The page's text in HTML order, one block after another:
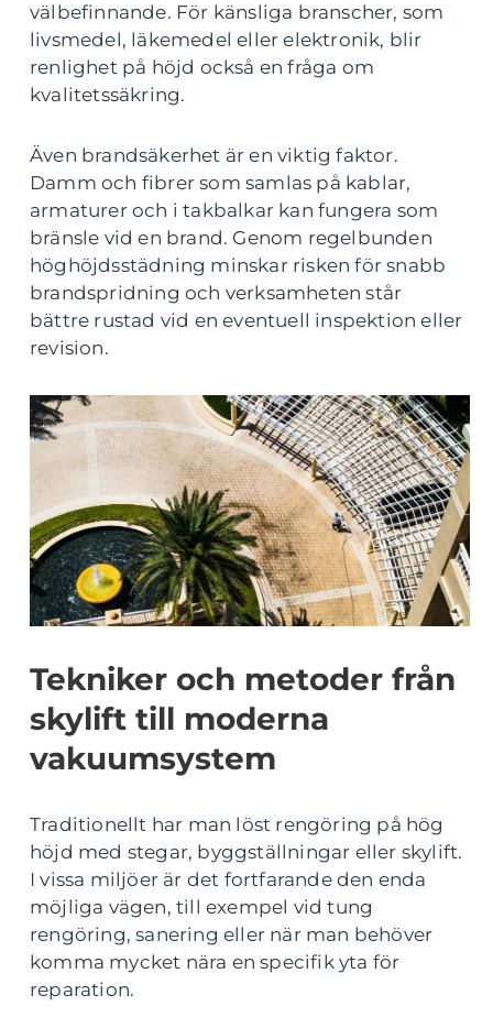
välbefinnande. För känsliga branscher, som
livsmedel, läkemedel eller elektronik, blir
renlighet på höjd också en fråga om
kvalitetssäkring.
Även brandsäkerhet är en viktig faktor.
Damm och fibrer som samlas på kablar,
armaturer och i takbalkar kan fungera som
bränsle vid en brand. Genom regelbunden
höghöjdsstädning minskar risken för snabb
brandspridning och verksamheten står
bättre rustad vid en eventuell inspektion eller
revision.
Tekniker och metoder från
skylift till moderna
vakuumsystem
Traditionellt har man löst rengöring på hög
höjd med stegar, byggställningar eller skylift.
I vissa miljöer är det fortfarande den enda
möjliga vägen, till exempel vid tung
rengöring, sanering eller när man behöver
komma mycket nära en specifik yta för
reparation.